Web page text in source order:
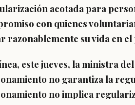
acotada para
con quienes
razonablemente su vida en el
este jueves, la ministra
no garantiza la
no implica